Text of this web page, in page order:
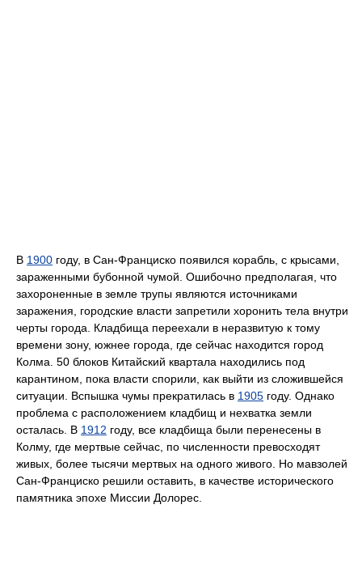
В 1900 году, в Сан-Франциско появился корабль, с крысами,
зараженными бубонной чумой. Ошибочно предполагая, что
захороненные в земле трупы являются источниками
заражения, городские власти запретили хоронить тела внутри
черты города. Кладбища переехали в неразвитую к тому
времени зону, южнее города, где сейчас находится город
Колма. 50 блоков Китайский квартала находились под
карантином, пока власти спорили, как выйти из сложившейся
ситуации. Вспышка чумы прекратилась в 1905 году. Однако
проблема с расположением кладбищ и нехватка земли
осталась. В 1912 году, все кладбища были перенесены в
Колму, где мертвые сейчас, по численности превосходят
живых, более тысячи мертвых на одного живого. Но мавзолей
Сан-Франциско решили оставить, в качестве исторического
памятника эпохе Миссии Долорес.